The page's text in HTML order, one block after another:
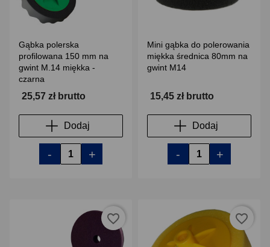
Gąbka polerska
profilowana 150 mm na
gwint M.14 miękka -
czarna
25,57 zł brutto
Dodaj
- +
Mini gąbka do polerowania
miękka średnica 80mm na
gwint M14
15,45 zł brutto
Dodaj
- +
favorite_border favorite_border